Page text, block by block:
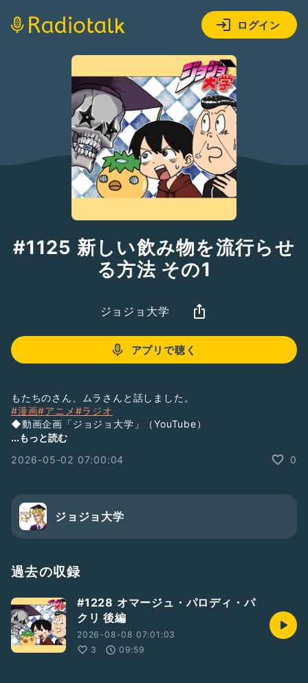
ログイン
#1125 新しい飲み物を流行らせ
る方法 その1
ジョジョ大学
アプリで聴く
もたちのさん、ムラさんと話しました。
#漫画#アニメ#ラジオ
◆動画企画「ジョジョ大学」（YouTube）
bngZTqQ
https://www.youtube.com/channel/UCkPc8mYhja_Xap1I
OOGpYhw
◆ラジオ「ジョジョ大学」（ラジオトーク）
https://open.spotify.com/show/6I602COX77sf1GSxU97P
不定期で短めのラジオを配信中！
活動2021/9/16〜
◆Twitterアカウント
ジョジョ大学 学長：https://mobile.twitter.com/99jojouni
...もっと読む
2026-05-02 07:00:04
0
ジョジョ大学
過去の収録
#1228 オマージュ・パロディ・パ
クリ 後編
2026-08-08 07:01:03
3
09:59